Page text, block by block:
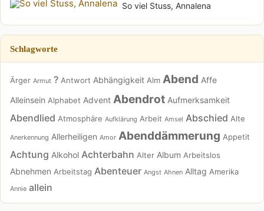
So viel Stuss, Annalena
Schlagworte
Ärger Armut ? Antwort Abhängigkeit Alm Abend Affe
Alleinsein Alphabet Advent Abendrot Aufmerksamkeit
Abendlied Atmosphäre Aufklärung Arbeit Amsel Abschied Alte
Anerkennung Allerheiligen Amor Abenddämmerung Appetit
Achtung Alkohol Achterbahn Alter Album Arbeitslos
Abnehmen Arbeitstag Abenteuer Angst Ahnen Alltag Amerika
Annie allein